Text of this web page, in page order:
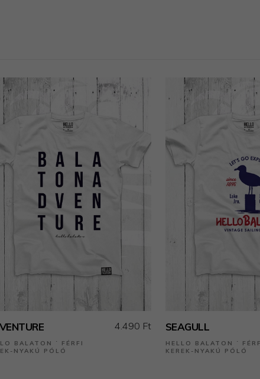
BALATON ˙ FÉRFI
NYAKÚ PÓLÓ
4.490 Ft SEAGULL
HELLO BALATON ˙
KEREK-NYAKÚ PÓLÓ